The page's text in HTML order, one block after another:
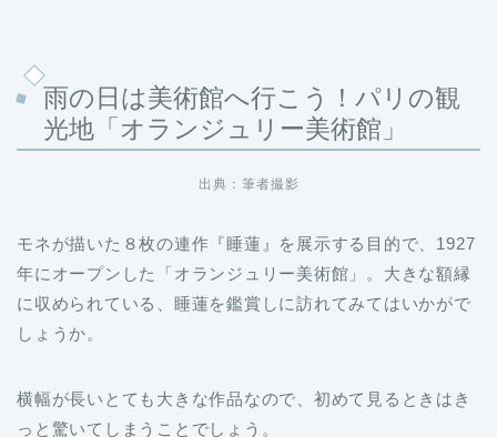
雨の日は美術館へ行こう！パリの観
光地「オランジュリー美術館」
出典：筆者撮影
モネが描いた８枚の連作『睡蓮』を展示する目的で、1927
年にオープンした「オランジュリー美術館」。大きな額縁
に収められている、睡蓮を鑑賞しに訪れてみてはいかがで
しょうか。
横幅が長いとても大きな作品なので、初めて見るときはき
っと驚いてしまうことでしょう。